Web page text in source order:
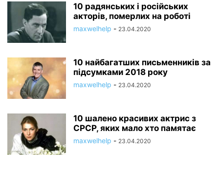
10 радянських і російських
акторів, померлих на роботі
maxwelhelp - 23.04.2020
10 найбагатших письменників за
підсумками 2018 року
maxwelhelp - 23.04.2020
10 шалено красивих актрис з
СРСР, яких мало хто памятає
maxwelhelp - 23.04.2020